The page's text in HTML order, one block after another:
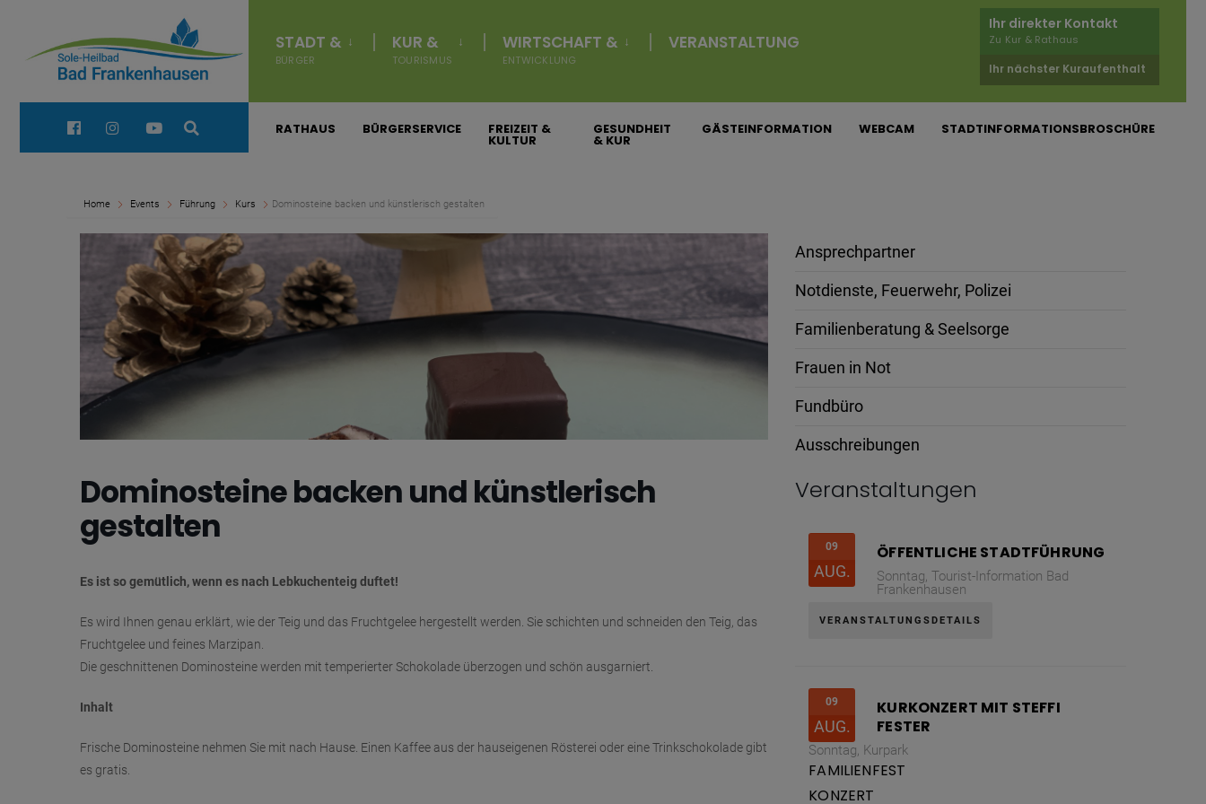
überspringen
STADT &
BÜRGER
KUR &
TOURISMUS
WIRTSCHAFT &
ENTWICKLUNG
VERANSTALTUNG
Ihr direkter Kontakt
Zu Kur & Rathaus
Ihr nächster Kuraufenthalt
Quick Links: RATHAUS BÜRGERSERVICE FREIZEIT &
KULTUR
GESUNDHEIT
& KUR
GÄSTEINFORMATION WEBCAM STADTINFORMATIONSBROSCHÜRE
Home Events Führung Kurs Dominosteine backen und künstlerisch gestalten
Dominosteine backen und künstlerisch
gestalten
Es ist so gemütlich, wenn es nach Lebkuchenteig duftet!
Es wird Ihnen genau erklärt, wie der Teig und das Fruchtgelee hergestellt werden. Sie schichten und schneiden den Teig, das
Fruchtgelee und feines Marzipan.
Die geschnittenen Dominosteine werden mit temperierter Schokolade überzogen und schön ausgarniert.
Inhalt
Frische Dominosteine nehmen Sie mit nach Hause. Einen Kaffee aus der hauseigenen Rösterei oder eine Trinkschokolade gibt
es gratis.
Ansprechpartner
Notdienste, Feuerwehr, Polizei
Familienberatung & Seelsorge
Frauen in Not
Fundbüro
Ausschreibungen
Veranstaltungen
09
AUG.
ÖFFENTLICHE STADTFÜHRUNG
Sonntag,Tourist-Information Bad
Frankenhausen
VERANSTALTUNGSDETAILS
09
AUG.
KURKONZERT MIT STEFFI
FESTER
Sonntag, Kurpark
FAMILIENFEST
KONZERT